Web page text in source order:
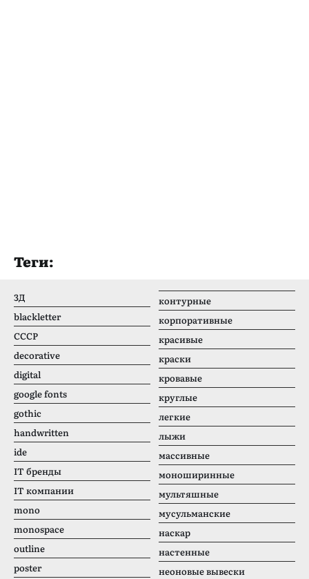
Теги:
3Д
blackletter
CCCР
decorative
digital
google fonts
gothic
handwritten
ide
IT бренды
IT компании
mono
monospace
outline
poster
контурные
корпоративные
красивые
краски
кровавые
круглые
легкие
лыжи
массивные
моноширинные
мультяшные
мусульманские
наскар
настенные
неоновые вывески